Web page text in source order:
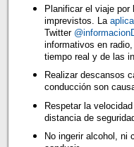
Planificar el viaje por
imprevistos. La
Twitter
informativos en
tiempo real y de las
Realizar descansos
conducción son
Respetar la
distancia de
No ingerir alcohol, ni